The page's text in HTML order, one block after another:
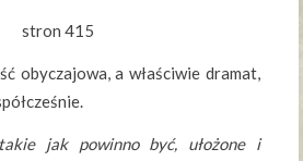
stron 415
obyczajowa, a właściwie dramat,
jak powinno być, ułożone i